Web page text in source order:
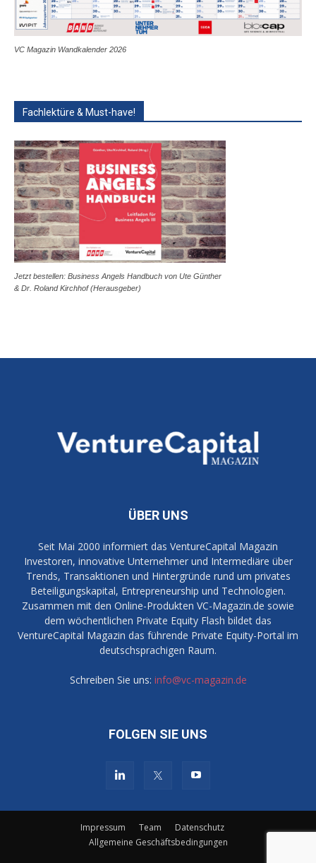
VC Magazin Wandkalender 2026
Fachlektüre & Must-have!
Jetzt bestellen: Business Angels Handbuch von Ute Günther
& Dr. Roland Kirchhof (Herausgeber)
ÜBER UNS
Seit Mai 2000 informiert das VentureCapital Magazin
Investoren, innovative Unternehmer und Intermediäre über
Trends, Transaktionen und Hintergründe rund um privates
Beteiligungskapital, Entrepreneurship und Technologien.
Zusammen mit den Online-Produkten VC-Magazin.de sowie
dem wöchentlichen Private Equity Flash bildet das
VentureCapital Magazin das führende Private Equity-Portal im
deutschsprachigen Raum.
Schreiben Sie uns: info@vc-magazin.de
FOLGEN SIE UNS
Impressum Team
Datenschutz
Allgemeine Geschäftsbedingungen